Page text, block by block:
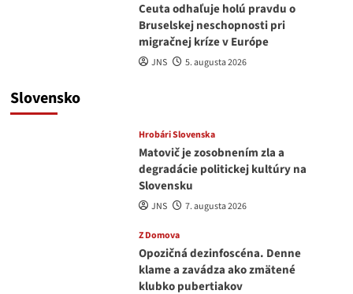
Ceuta odhaľuje holú pravdu o
Bruselskej neschopnosti pri
migračnej kríze v Európe
JNS 5. augusta 2026
Slovensko
Hrobári Slovenska
Matovič je zosobnením zla a
degradácie politickej kultúry na
Slovensku
JNS 7. augusta 2026
Z Domova
Opozičná dezinfoscéna. Denne
klame a zavádza ako zmätené
klubko pubertiakov